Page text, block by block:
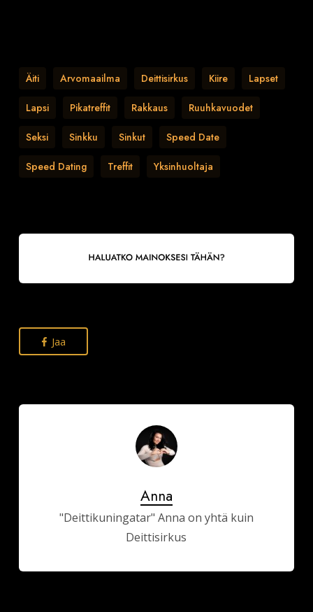
Äiti Arvomaailma Deittisirkus Kiire Lapset
Lapsi Pikatreffit Rakkaus Ruuhkavuodet
Seksi Sinkku Sinkut Speed Date
Speed Dating Treffit Yksinhuoltaja
Jaa
Anna
"Deittikuningatar" Anna on yhtä kuin
Deittisirkus